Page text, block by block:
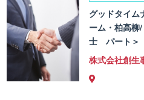
グッドタイム
ーム・柏高柳
士 パート＞
株式会社創生